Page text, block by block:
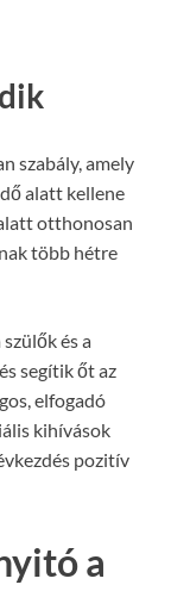
szabály, amely
alatt kellene
otthonosan
több hétre
és a
segítik őt az
elfogadó
kihívások
pozitív
a